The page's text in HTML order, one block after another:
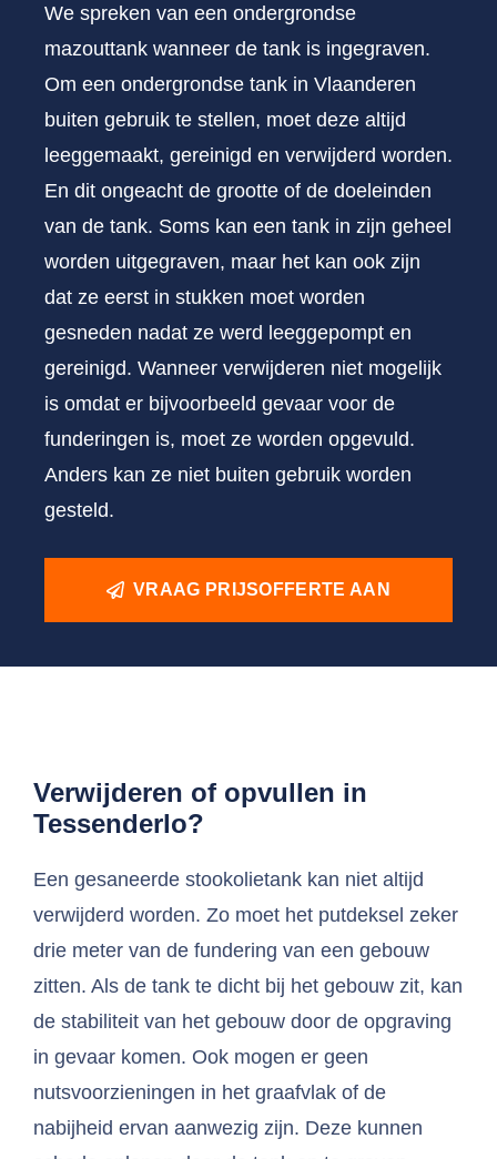
We spreken van een ondergrondse
mazouttank wanneer de tank is ingegraven.
Om een ondergrondse tank in Vlaanderen
buiten gebruik te stellen, moet deze altijd
leeggemaakt, gereinigd en verwijderd worden.
En dit ongeacht de grootte of de doeleinden
van de tank. Soms kan een tank in zijn geheel
worden uitgegraven, maar het kan ook zijn
dat ze eerst in stukken moet worden
gesneden nadat ze werd leeggepompt en
gereinigd. Wanneer verwijderen niet mogelijk
is omdat er bijvoorbeeld gevaar voor de
funderingen is, moet ze worden opgevuld.
Anders kan ze niet buiten gebruik worden
gesteld.
VRAAG PRIJSOFFERTE AAN
Verwijderen of opvullen in
Tessenderlo?
Een gesaneerde stookolietank kan niet altijd
verwijderd worden. Zo moet het putdeksel zeker
drie meter van de fundering van een gebouw
zitten. Als de tank te dicht bij het gebouw zit, kan
de stabiliteit van het gebouw door de opgraving
in gevaar komen. Ook mogen er geen
nutsvoorzieningen in het graafvlak of de
nabijheid ervan aanwezig zijn. Deze kunnen